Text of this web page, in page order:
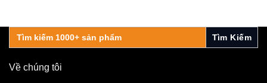
Search
for:
Về chúng tôi